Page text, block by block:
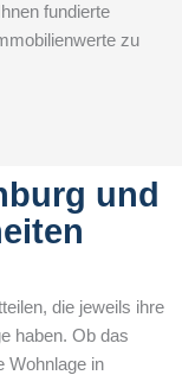
fundierte
zu
und
die jeweils ihre
haben. Ob das
Wohnlage in